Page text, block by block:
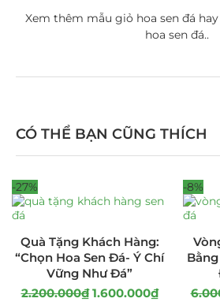
Xem thêm mẫu giỏ hoa sen đá
hoa sen đá..
CÓ THỂ BẠN CŨNG THÍCH
-27%
Quà Tặng Khách Hàng:
“Chọn Hoa Sen Đá- Ý Chí
Vững Như Đá”
2.200.000₫ 1.600.000₫
-8%